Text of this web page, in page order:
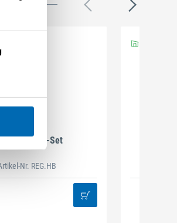
Regal-Set
Nr. REG.HB